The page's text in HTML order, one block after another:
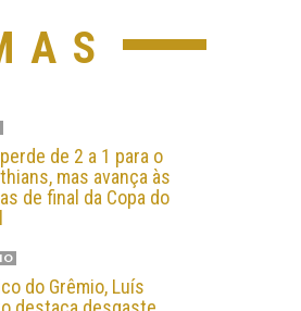
de 2 a 1 para o
mas avança às
de final da Copa do
do Grêmio, Luís